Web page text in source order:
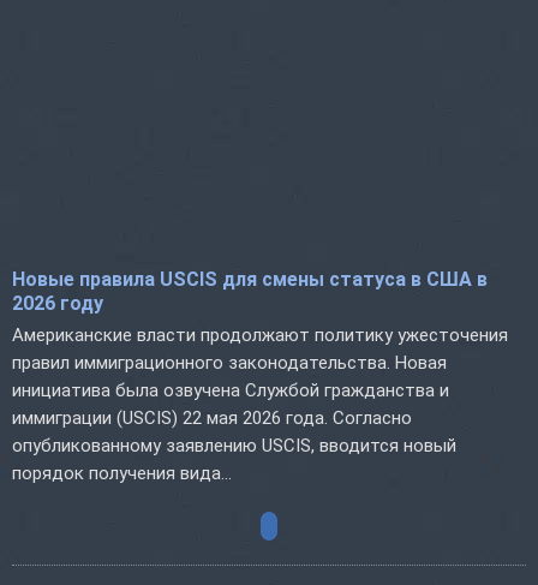
Новые правила USCIS для смены статуса в США в
2026 году
Американские власти продолжают политику ужесточения
правил иммиграционного законодательства. Новая
инициатива была озвучена Службой гражданства и
иммиграции (USCIS) 22 мая 2026 года. Согласно
опубликованному заявлению USCIS, вводится новый
порядок получения вида...